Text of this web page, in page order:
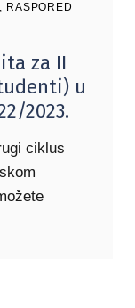
, RASPORED
za II
u
2023.
ciklus